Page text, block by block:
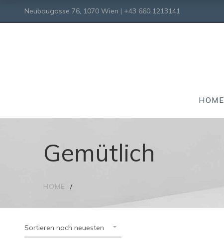
Neubaugasse 76, 1070 Wien | +43 660 1213141
HOME
Gemütlich
HOME
Sortieren nach neuesten